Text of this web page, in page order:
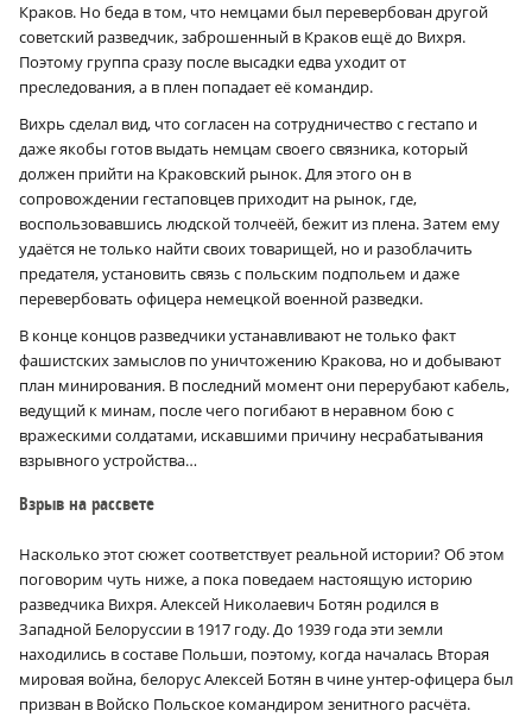
Краков. Но беда в том, что немцами был перевербован другой
советский разведчик, заброшенный в Краков ещё до Вихря.
Поэтому группа сразу после высадки едва уходит от
преследования, а в плен попадает её командир.
Вихрь сделал вид, что согласен на сотрудничество с гестапо и
даже якобы готов выдать немцам своего связника, который
должен прийти на Краковский рынок. Для этого он в
сопровождении гестаповцев приходит на рынок, где,
воспользовавшись людской толчеёй, бежит из плена. Затем ему
удаётся не только найти своих товарищей, но и разоблачить
предателя, установить связь с польским подпольем и даже
перевербовать офицера немецкой военной разведки.
В конце концов разведчики устанавливают не только факт
фашистских замыслов по уничтожению Кракова, но и добывают
план минирования. В последний момент они перерубают кабель,
ведущий к минам, после чего погибают в неравном бою с
вражескими солдатами, искавшими причину несрабатывания
взрывного устройства…
Взрыв на рассвете
Насколько этот сюжет соответствует реальной истории? Об этом
поговорим чуть ниже, а пока поведаем настоящую историю
разведчика Вихря. Алексей Николаевич Ботян родился в
Западной Белоруссии в 1917 году. До 1939 года эти земли
находились в составе Польши, поэтому, когда началась Вторая
мировая вой­на, белорус Алексей Ботян в чине унтер-офицера был
призван в Войско Польское командиром зенитного расчёта.